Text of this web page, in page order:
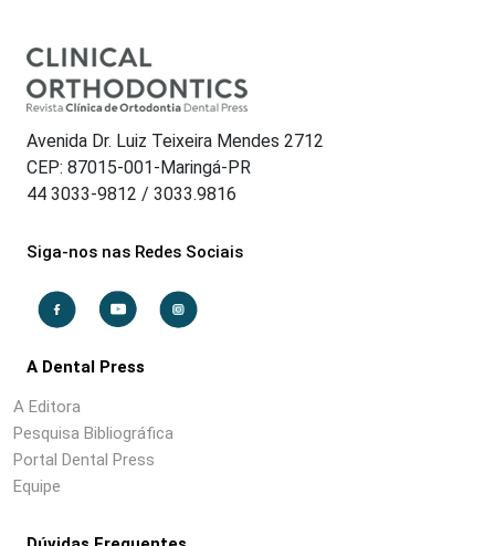
Avenida Dr. Luiz Teixeira Mendes 2712
CEP: 87015-001-Maringá-PR
44 3033-9812 / 3033.9816
Siga-nos nas Redes Sociais
A Dental Press
A Editora
Pesquisa Bibliográfica
Portal Dental Press
Equipe